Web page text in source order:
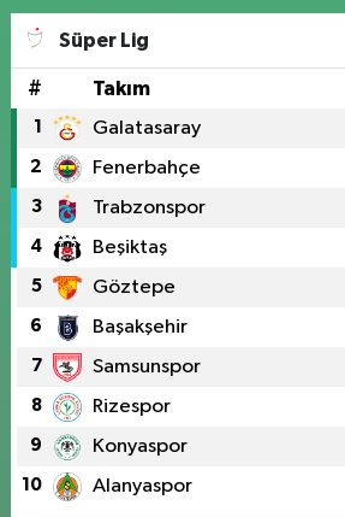
Süper Lig
# Takım
1 Galatasaray
2 Fenerbahçe
3 Trabzonspor
4 Beşiktaş
5 Göztepe
6 Başakşehir
7 Samsunspor
8 Rizespor
9 Konyaspor
10 Alanyaspor